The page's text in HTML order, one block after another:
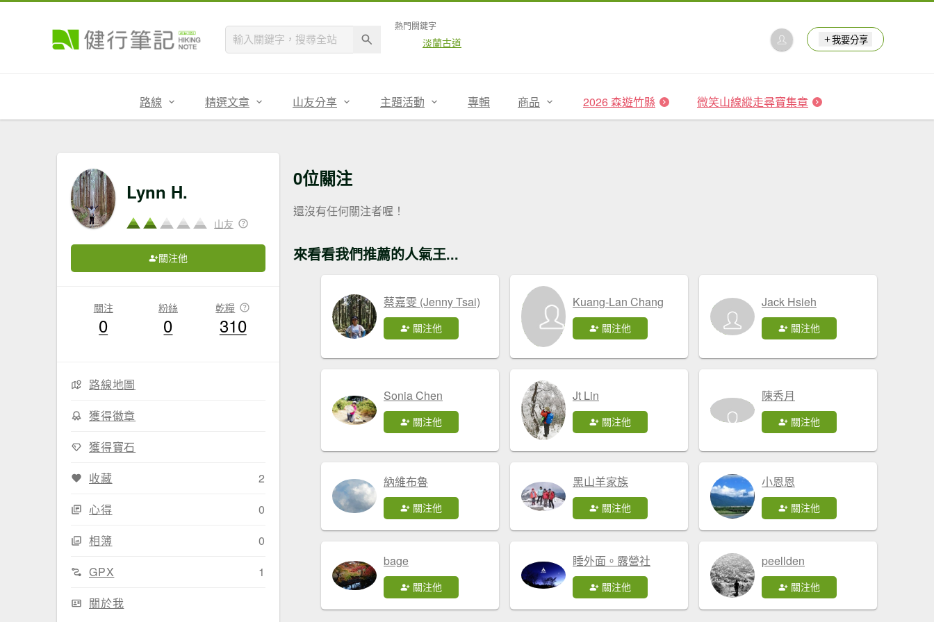
熱門關鍵字
淡蘭古道 我要分享
路線 精選文章 山友分享 主題活動 專輯 商品 2026 森遊竹縣 微笑山線縱走尋寶集章
Lynn H.
山友
關注他
關注
0
粉絲
0
乾糧
310
路線地圖
獲得徽章
獲得寶石
收藏
2
心得
0
相簿
0
GPX
1
關於我
0位關注
還沒有任何關注者喔！
來看看我們推薦的人氣王...
蔡嘉雯 (Jenny Tsai)
關注他
Kuang-Lan Chang
關注他
Jack Hsieh
關注他
Sonia Chen
關注他
Jt Lin
關注他
陳秀月
關注他
納維布魯
關注他
黑山羊家族
關注他
小恩恩
關注他
bage
關注他
睡外面。露營社
關注他
peellden
關注他